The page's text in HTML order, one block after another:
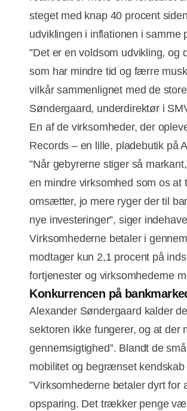
steget med knap 40 procent
udviklingen i inflationen i samme
”Det er en voldsom udvikling,
som har mindre tid og færre
vilkår sammenlignet med de
Søndergaard, underdirektør i
En af de virksomheder, der
Records – en lille, pladebutik på
”Når gebyrerne stiger så
en mindre virksomhed som os at
omsætter, jo mere ryger der til
nye investeringer”, siger
Virksomhederne betaler i
modtager kun 2,1 procent på
fortjenester og virksomhederne
Konkurrencen på
Alexander Søndergaard kalder
sektoren ikke fungerer, og at der
gennemsigtighed”. Blandt de
mobilitet og begrænset
”Virksomhederne betaler dyrt for
opsparing. Det trækker penge